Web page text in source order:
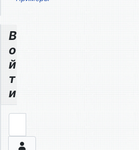
В
о
й
т
и